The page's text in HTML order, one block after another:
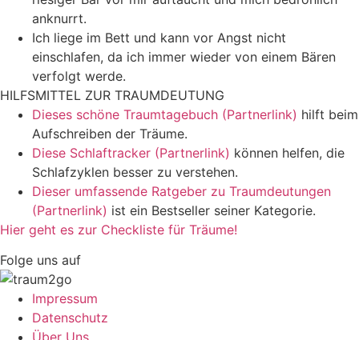
anknurrt.
Ich liege im Bett und kann vor Angst nicht
einschlafen, da ich immer wieder von einem Bären
verfolgt werde.
HILFSMITTEL ZUR TRAUMDEUTUNG
Dieses schöne Traumtagebuch (Partnerlink) hilft beim
Aufschreiben der Träume.
Diese Schlaftracker (Partnerlink) können helfen, die
Schlafzyklen besser zu verstehen.
Dieser umfassende Ratgeber zu Traumdeutungen
(Partnerlink) ist ein Bestseller seiner Kategorie.
Hier geht es zur Checkliste für Träume!
Folge uns auf
Impressum
Datenschutz